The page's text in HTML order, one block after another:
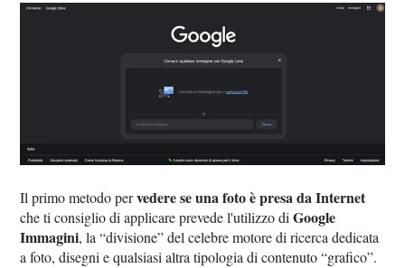
Il primo metodo pervedere se una foto è presa da Internet
che ti consiglio di applicare prevede l'utilizzo diGoogle
Immagini, la “divisione” del celebre motore di ricerca dedicata
a foto, disegni e qualsiasi altra tipologia di contenuto “grafico”.